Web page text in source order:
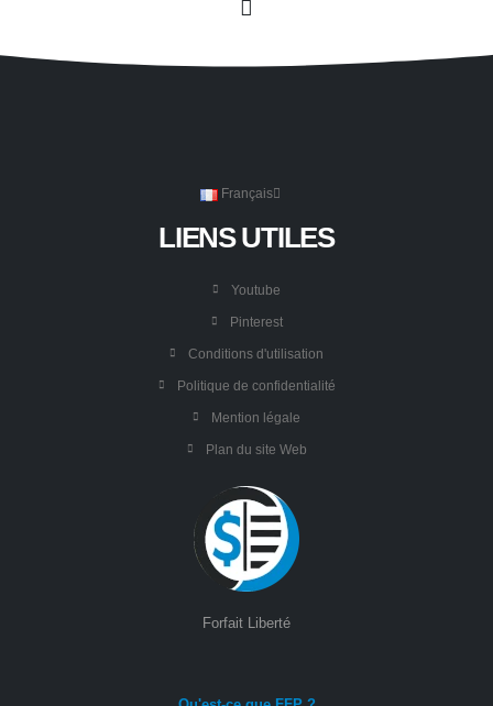
Français
LIENS UTILES
Youtube
Pinterest
Conditions d'utilisation
Politique de confidentialité
Mention légale
Plan du site Web
Forfait Liberté